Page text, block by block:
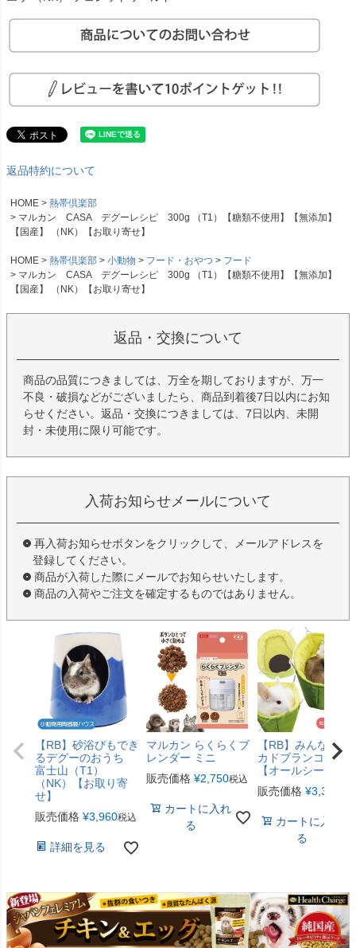
返品特約について
HOME
熱帯倶楽部
マルカン CASA デグーレシピ 300g （T1）【糖類不使用】【無添加】
【国産】 （NK）【お取り寄せ】
HOME 熱帯倶楽部 小動物 フード・おやつ
フード
マルカン CASA デグーレシピ 300g （T1）【糖類不使用】【無添加】
【国産】 （NK）【お取り寄せ】
返品・交換について
商品の品質につきましては、万全を期しておりますが、万一
不良・破損などがございましたら、商品到着後7日以内にお知
らせください。返品・交換につきましては、7日以内、未開
封・未使用に限り可能です。
入荷お知らせメールについて
再入荷お知らせボタンをクリックして、メールアドレスを
登録してください。
商品が入荷した際にメールでお知らせいたします。
商品の入荷やご注文を確定するものではありません。
【RB】砂浴びもでき
るデグーのおうち
富士山（T1）
（NK）【お取り寄
せ】
販売価格 ¥3,960税込
詳細を見る
マルカン らくらくブ
レンダー ミニ
販売価格 ¥2,750税込
カートに入れ
る
【RB】みんなのア
カドブランコ（F2
【オールシーズン
販売価格 ¥3,300
カートに入れ
る